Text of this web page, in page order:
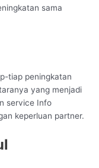
sama
tiap peningkatan
yang menjadi
service Info
keperluan partner.